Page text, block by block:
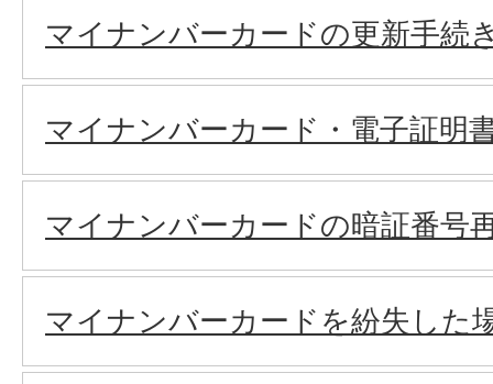
マイナンバーカードの更新手続
マイナンバーカード・電子証明
マイナンバーカードの暗証番号
マイナンバーカードを紛失した